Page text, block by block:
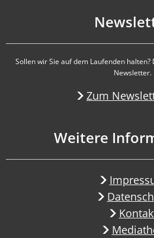
Sollen wir Sie auf dem Laufenden
Newsletter.
Zum
Weitere